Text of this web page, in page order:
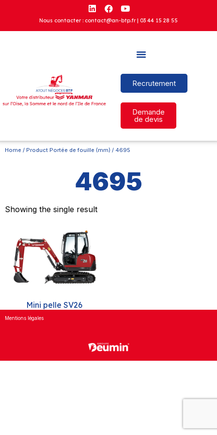
Nous contacter : contact@an-btp.fr | 03 44 15 28 55
Recrutement
Demande
de devis
Home / Product Portée de fouille (mm) / 4695
4695
Showing the single result
Mini pelle SV26
Mentions légales